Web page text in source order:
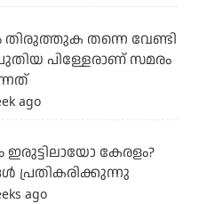
തിരുത്തുക തന്നെ വേണ്ടി
പിള്ളേരാണ് സമരം
ago
ഇരുട്ടിലായോ കേരളം?
പ്രതികരിക്കുന്നു
ago